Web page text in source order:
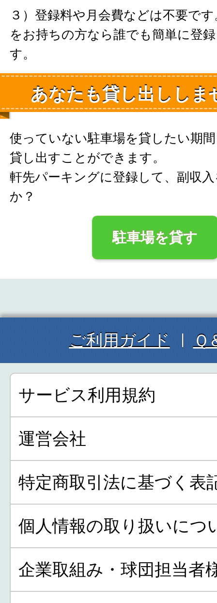
３）登録料や月会費などは不要で
をお持ちの方なら誰でも簡単に登
す。
あなたも貸し出ししま
使っていない駐車場を貸したい期
貸し出すことができます。
軒先パーキングに登録して、副収
か？
駐車場を貸す
ご利用ガイド Ｑ
サービス利用規約
運営会社
特定商取引法に基づく表
個人情報の取り扱いにつ
企業取組み・球団担当者